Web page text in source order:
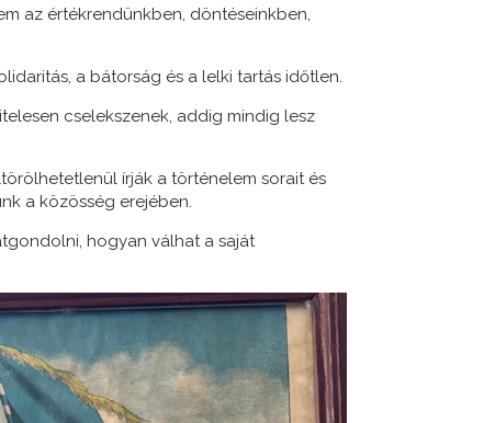
az értékrendünkben, döntéseinkben,
a bátorság és a lelki tartás időtlen.
cselekszenek, addig mindig lesz
írják a történelem sorait és
a közösség erejében.
hogyan válhat a saját